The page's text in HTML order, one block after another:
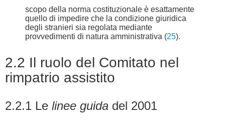
scopo della norma costituzionale è esattamente
quello di impedire che la condizione giuridica
degli stranieri sia regolata mediante
provvedimenti di natura amministrativa (25).
2.2 Il ruolo del Comitato nel
rimpatrio assistito
2.2.1 Le linee guida del 2001